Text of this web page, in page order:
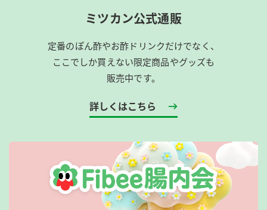
ミツカン公式通販
定番のぽん酢やお酢ドリンクだけでなく、
ここでしか買えない限定商品やグッズも
販売中です。
詳しくはこちら